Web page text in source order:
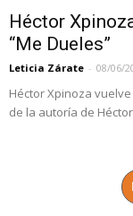
Héctor
“Me Dueles”
Leticia Zárate - 08/06/
Héctor Xpinoza
de la autoría de